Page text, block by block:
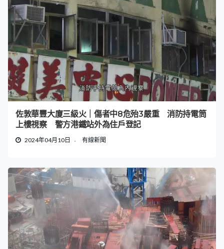
佐敦華豐大廈三級火｜傷者中8危殆3嚴重 消防持電筒
上樓視察 警方港鐵站外為住戶登記
2024年04月10日 有線新聞